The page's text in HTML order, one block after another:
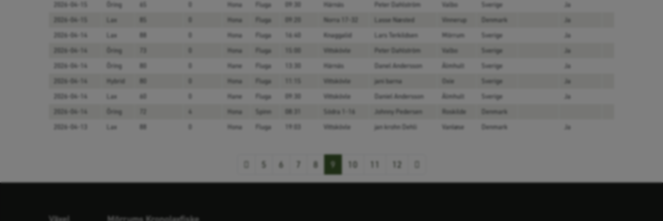
2026-04-15
Öring 65 Hona Fluga Härnäs Peter Dahlström Valbo Sverige
Ja
2026-04-15
Lax Hona Fluga Norra 17-32 Lasse Næsted Vinnerup Denmark
Ja
2026-04-14
Lax Hona Fluga 16:40 Knaggalid Lars Terkildsen Mörrum Sverige
Ja
2026-04-14
Öring Hona Fluga Vittskövle Peter Dahlström Valbo Sverige
Ja
2026-04-14
Öring 80 Hane Fluga Härnäs Danel Andersson Älmhult Sverige
Ja
2026-04-14
Hybrid Hona Fluga Vittskövle jani barna Oxie Sverige
Ja
2026-04-14
Lax 60 Hane Fluga Vittskövle Daniel Andersson Älmhult Sverige
Ja
2026-04-14
Öring Hona Spinn Södra 1-16 Johnny Pedersen Roskilde
Denmark
2026-04-13
Lax Hona Fluga Vittskövle jan krohn Dehli Vanløse Denmark Ja
Föregående
5 6 7 8 9 10 11 12